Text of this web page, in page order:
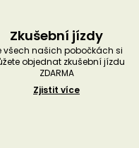
Zkušební jízdy
všech našich pobočkách si
objednat zkušební jízdu
ZDARMA
Zjistit více